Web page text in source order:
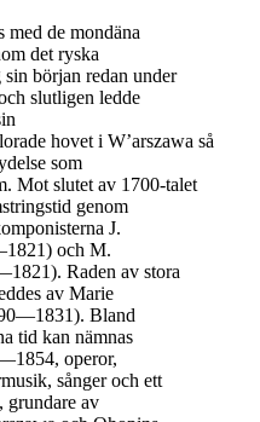
de mondäna
det ryska
början redan under
slutligen ledde
hovet i W’arszawa så
som
Mot slutet av 1700-talet
genom
J.
och M.
Raden av stora
av Marie
Bland
tid kan nämnas
operor,
sånger och ett
grundare av